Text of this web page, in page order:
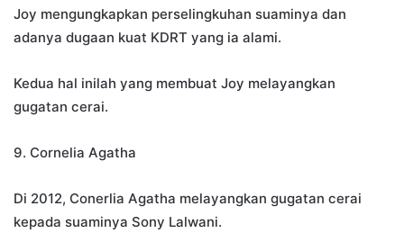
Joy mengungkapkan perselingkuhan suaminya dan
adanya dugaan kuat KDRT yang ia alami.
Kedua hal inilah yang membuat Joy melayangkan
gugatan cerai.
9. Cornelia Agatha
Di 2012, Conerlia Agatha melayangkan gugatan cerai
kepada suaminya Sony Lalwani.